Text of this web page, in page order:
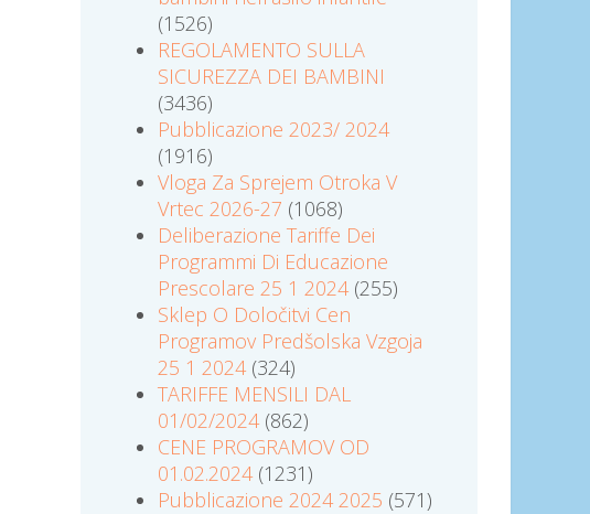
(1526)
REGOLAMENTO SULLA
SICUREZZA DEI BAMBINI
(3436)
Pubblicazione 2023/ 2024
(1916)
Vloga Za Sprejem Otroka V
Vrtec 2026-27 (1068)
Deliberazione Tariffe Dei
Programmi Di Educazione
Prescolare 25 1 2024(255)
Sklep O Določitvi Cen
Programov Predšolska Vzgoja
25 1 2024(324)
TARIFFE MENSILI DAL
01/02/2024(862)
CENE PROGRAMOV OD
01.02.2024(1231)
Pubblicazione 2024 2025 (571)